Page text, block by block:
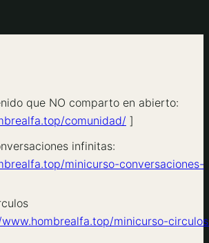
que NO comparto en abierto:
comunidad/ ]
infinitas:
minicurso-conversaciones-
minicurso-